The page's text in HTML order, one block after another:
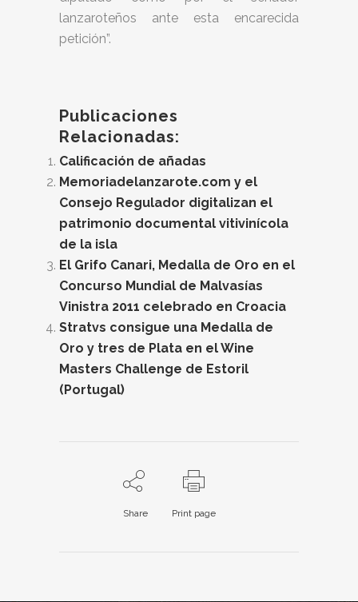
lanzaroteños ante esta encarecida
petición”.
Publicaciones
Relacionadas:
Calificación de añadas
Memoriadelanzarote.com y el
Consejo Regulador digitalizan el
patrimonio documental vitivinícola
de la isla
El Grifo Canari, Medalla de Oro en el
Concurso Mundial de Malvasías
Vinistra 2011 celebrado en Croacia
Stratvs consigue una Medalla de
Oro y tres de Plata en el Wine
Masters Challenge de Estoril
(Portugal)
Share Print page